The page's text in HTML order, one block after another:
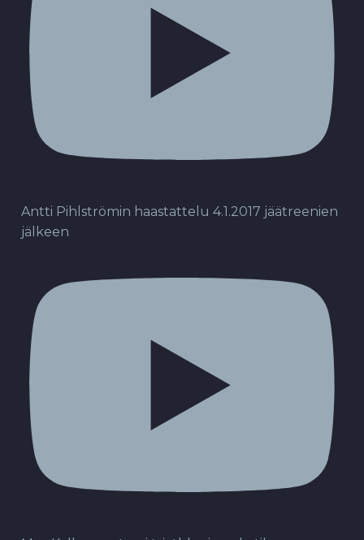
Antti Pihlströmin haastattelu 4.1.2017 jäätreenien
jälkeen